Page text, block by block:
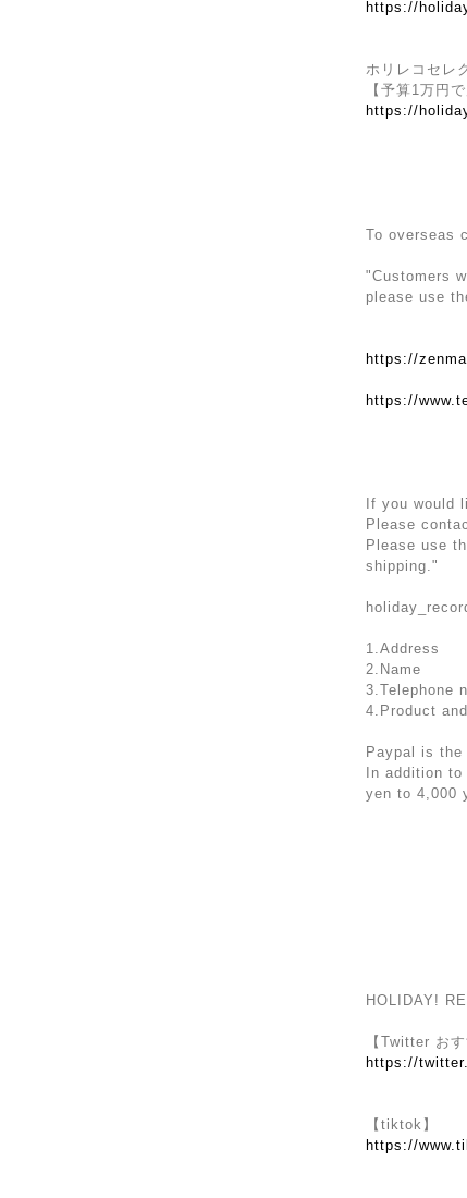
https://
ホリレコセレ
【予算1万円
https://
To overseas
"Customers
please use
https://
https://
If you would
Please
Please use
shipping."
1.Address
2.Name
3.Telephone
4.Product
Paypal is
In addition
yen to 4,000
HOLIDAY!
【Twitter お
https://
【tiktok】
https://